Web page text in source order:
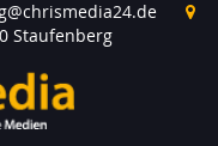
Staufenberg